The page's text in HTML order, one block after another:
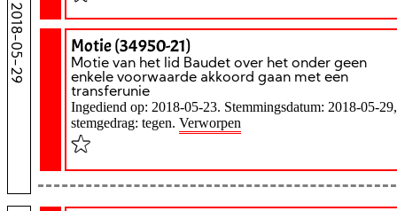
2018-05-29 Motie (34950-21)
Motie van het lid Baudet over het onder geen
enkele voorwaarde akkoord gaan met een
transferunie
Ingediend op: 2018-05-23. Stemmingsdatum: 2018-05-29,
stemgedrag: tegen. Verworpen